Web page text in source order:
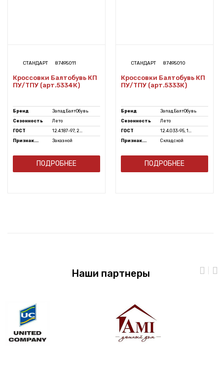
СТАНДАРТ 87495011
Кроссовки Балтобувь КП
ПУ/ТПУ (арт.5334К)
Бренд
ЗападБалтОбувь
Сезонность
Лето
ГОСТ
12.4.187-97, 2...
Признак...
Заказной
ПОДРОБНЕЕ
СТАНДАРТ 87495010
Кроссовки Балтобувь КП
ПУ/ТПУ (арт.5333К)
Бренд
ЗападБалтОбувь
Сезонность
Лето
ГОСТ
12.4.033-95, 1...
Признак...
Складской
ПОДРОБНЕЕ
Наши партнеры